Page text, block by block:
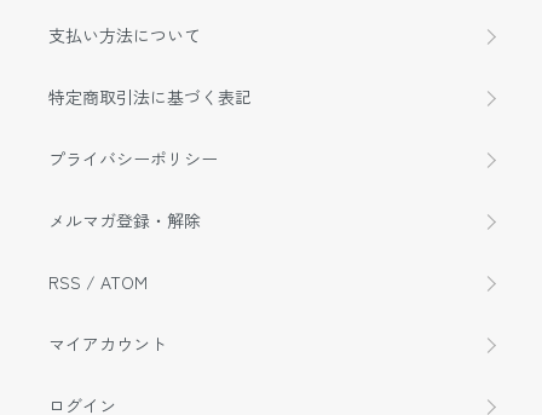
支払い方法について
特定商取引法に基づく表記
プライバシーポリシー
メルマガ登録・解除
RSS / ATOM
マイアカウント
ログイン